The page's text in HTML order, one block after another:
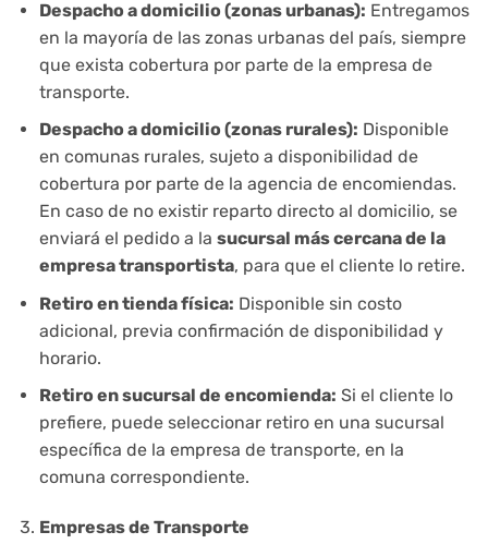
Despacho a domicilio (zonas urbanas): Entregamos
en la mayoría de las zonas urbanas del país, siempre
que exista cobertura por parte de la empresa de
transporte.
Despacho a domicilio (zonas rurales): Disponible
en comunas rurales, sujeto a disponibilidad de
cobertura por parte de la agencia de encomiendas.
En caso de no existir reparto directo al domicilio, se
enviará el pedido a la sucursal más cercana de la
empresa transportista, para que el cliente lo retire.
Retiro en tienda física: Disponible sin costo
adicional, previa confirmación de disponibilidad y
horario.
Retiro en sucursal de encomienda: Si el cliente lo
prefiere, puede seleccionar retiro en una sucursal
específica de la empresa de transporte, en la
comuna correspondiente.
Empresas de Transporte